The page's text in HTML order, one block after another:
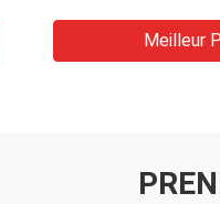
piézoélectrique
Meilleur